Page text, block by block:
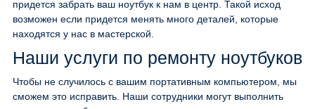
придется забрать ваш ноутбук к нам в центр. Такой исход
возможен если придется менять много деталей, которые
находятся у нас в мастерской.
Наши услуги по ремонту ноутбуков
Чтобы не случилось с вашим портативным компьютером, мы
сможем это исправить. Наши сотрудники могут выполнить